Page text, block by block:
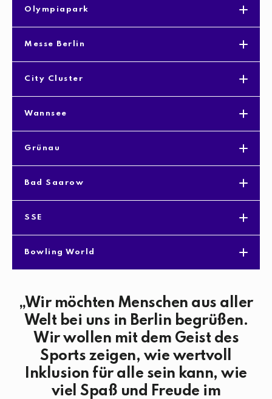
Olympiapark
Messe Berlin
City Cluster
Wannsee
Grünau
Bad Saarow
SSE
Bowling World
Wir möchten Menschen aus aller
Welt bei uns in Berlin begrüßen.
Wir wollen mit dem Geist des
Sports zeigen, wie wertvoll
Inklusion für alle sein kann, wie
viel Spaß und Freude im